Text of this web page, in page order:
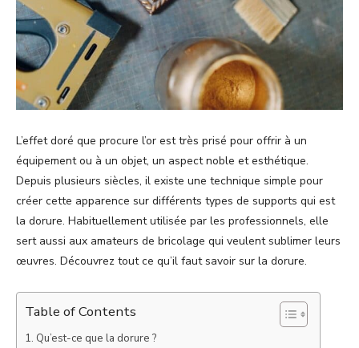
L’effet doré que procure l’or est très prisé pour offrir à un
équipement ou à un objet, un aspect noble et esthétique.
Depuis plusieurs siècles, il existe une technique simple pour
créer cette apparence sur différents types de supports qui est
la dorure. Habituellement utilisée par les professionnels, elle
sert aussi aux amateurs de bricolage qui veulent sublimer leurs
œuvres. Découvrez tout ce qu’il faut savoir sur la dorure.
Table of Contents
Qu’est-ce que la dorure ?